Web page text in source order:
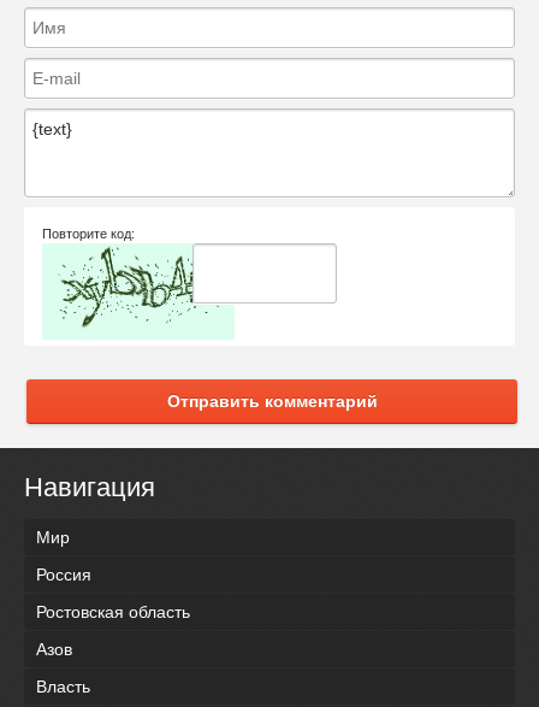
Повторите код:
Отправить комментарий
Навигация
Мир
Россия
Ростовская область
Азов
Власть